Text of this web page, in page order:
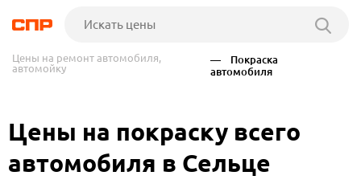
Цены на ремонт автомобиля,
автомойку
— Покраска
автомобиля
Цены на покраску всего
автомобиля в Сельце